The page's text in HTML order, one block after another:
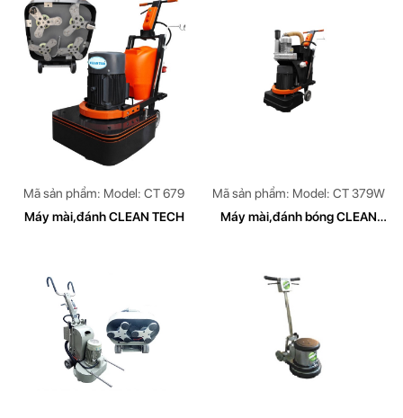
Mã sản phẩm: Model: CT 679
Máy mài,đánh CLEAN TECH
Mã sản phẩm: Model: CT 379W
Máy mài,đánh bóng CLEAN